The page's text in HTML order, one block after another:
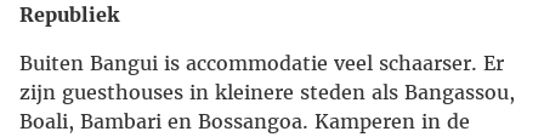
Republiek
Buiten Bangui is accommodatie veel schaarser. Er
zijn guesthouses in kleinere steden als Bangassou,
Boali, Bambari en Bossangoa. Kamperen in de